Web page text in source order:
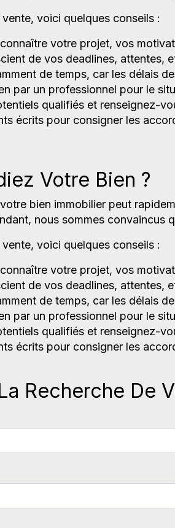
voici quelques conseils :
votre projet, vos
de vos deadlines, attentes,
de temps, car les délais
par un professionnel pour le
qualifiés et renseignez-
écrits pour consigner les
Votre Bien ?
bien immobilier peut
nous sommes convaincus
voici quelques conseils :
votre projet, vos
de vos deadlines, attentes,
de temps, car les délais
par un professionnel pour le
qualifiés et renseignez-
écrits pour consigner les
Recherche De